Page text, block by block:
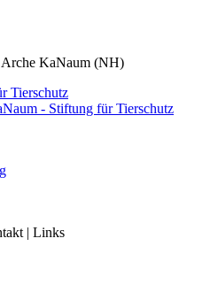
KaNaum (NH)
- Stiftung für Tierschutz
| Links